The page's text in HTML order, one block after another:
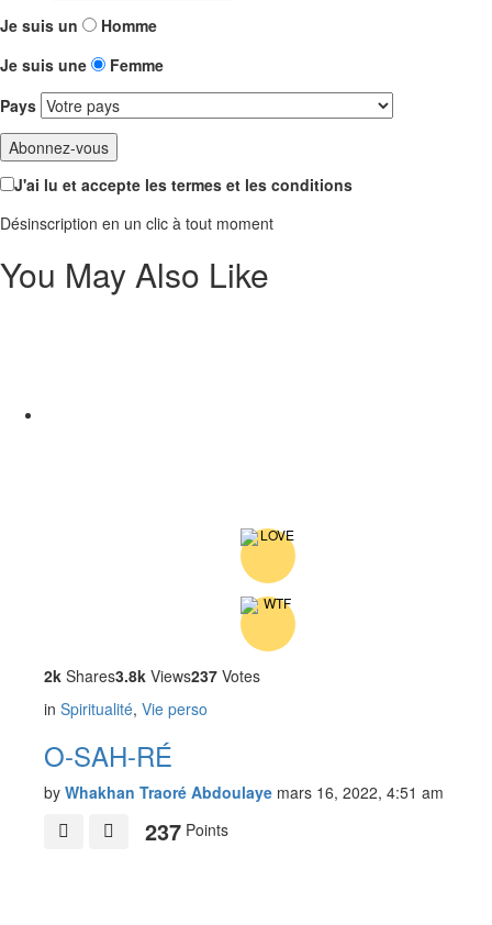
Je suis un
Homme
Je suis une
Femme
Pays
J'ai lu et accepte les termes et les conditions
Désinscription en un clic à tout moment
You May Also Like
2k Shares3.8k Views237 Votes
in Spiritualité, Vie perso
O-SAH-RÉ
by Whakhan Traoré Abdoulaye mars 16, 2022, 4:51 am
237 Points